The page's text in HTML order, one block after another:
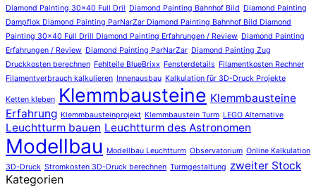
Diamond Painting 30x40 Full Dril Diamond Painting Bahnhof Bild Diamond Painting
Dampflok Diamond Painting ParNarZar Diamond Painting Bahnhof Bild Diamond
Painting 30x40 Full Drill Diamond Painting Erfahrungen / Review Diamond Painting
Erfahrungen / Review Diamond Painting ParNarZar Diamond Painting Zug
Druckkosten berechnen Fehlteile BlueBrixx Fensterdetails Filamentkosten Rechner
Filamentverbrauch kalkulieren Innenausbau Kalkulation für 3D-Druck Projekte
Ketten kleben Klemmbausteine Klemmbausteine
Erfahrung Klemmbausteinprojekt Klemmbaustein Turm LEGO Alternative
Leuchtturm bauen Leuchtturm des Astronomen
Modellbau Modellbau Leuchtturm Observatorium Online Kalkulation
3D-Druck Stromkosten 3D-Druck berechnen Turmgestaltung zweiter Stock
Kategorien